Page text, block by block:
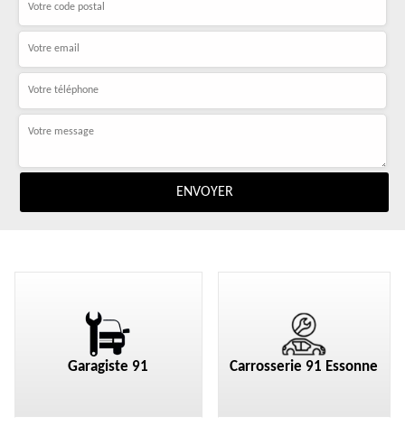
Garagiste 91 Carrosserie 91 Essonne